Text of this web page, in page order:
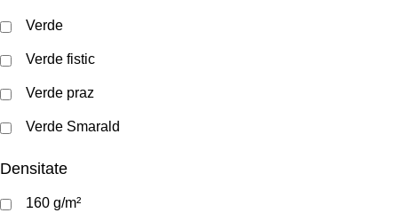
Verde
Verde fistic
Verde praz
Verde Smarald
Densitate
160 g/m²